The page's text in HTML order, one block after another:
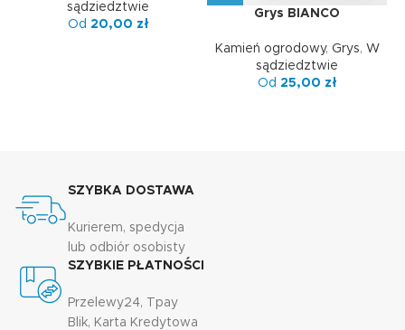
sądziedztwie
Od 20,00 zł
Grys BIANCO
Kamień ogrodowy, Grys, W
sądziedztwie
Od 25,00 zł
SZYBKA DOSTAWA
Kurierem, spedycja
lub odbiór osobisty
SZYBKIE PŁATNOŚCI
Przelewy24, Tpay
Blik, Karta Kredytowa